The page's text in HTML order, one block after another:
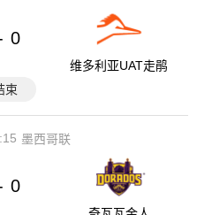
0
维多利亚UAT走鹃
束
墨西哥联
0